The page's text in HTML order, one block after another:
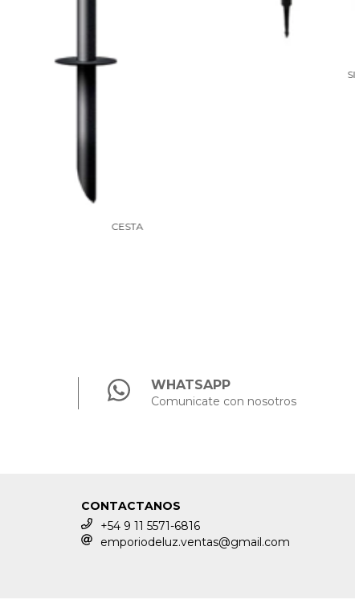
CESTA
WHATSAPP
Comunicate con nosotros
CONTACTANOS
+54 9 11 5571-6816
emporiodeluz.ventas@gmail.com